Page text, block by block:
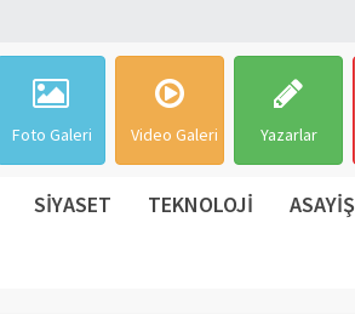
Foto Galeri Video Galeri Yazarlar
SİYASET TEKNOLOJİ ASAYİŞ